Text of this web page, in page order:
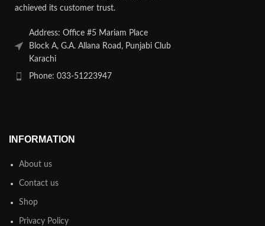
achieved its customer trust.
Address: Office #5 Mariam Place
Block A, G.A. Allana Road, Punjabi Club
Karachi
Phone: 033-51223947
INFORMATION
About us
Contact us
Shop
Privacy Policy